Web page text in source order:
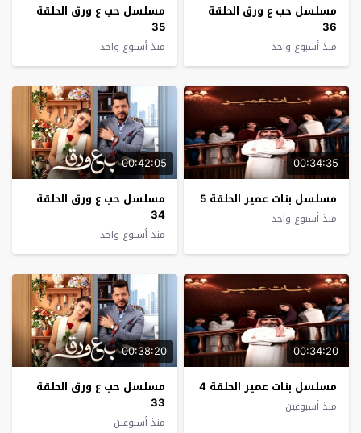
مسلسل حب ع ورق الحلقة
36
منذ أسبوع واحد
مسلسل حب ع ورق الحلقة
35
منذ أسبوع واحد
00:34:35
مسلسل بنات عمير الحلقة 5
منذ أسبوع واحد
00:42:05
مسلسل حب ع ورق الحلقة
34
منذ أسبوع واحد
00:34:20
مسلسل بنات عمير الحلقة 4
منذ أسبوعين
00:38:20
مسلسل حب ع ورق الحلقة
33
منذ أسبوعين